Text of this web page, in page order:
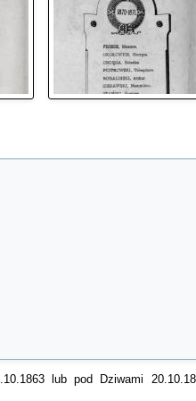
lub pod Dziwami